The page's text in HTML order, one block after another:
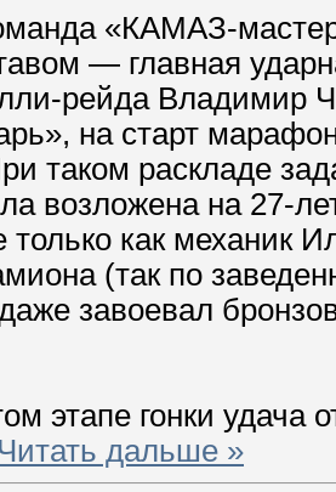
«КАМАЗ-
— главная
рейда Владимир
на старт
таком раскладе
возложена на 27-
только как механик
(так по
завоевал
этапе гонки удача
Читать дальше »